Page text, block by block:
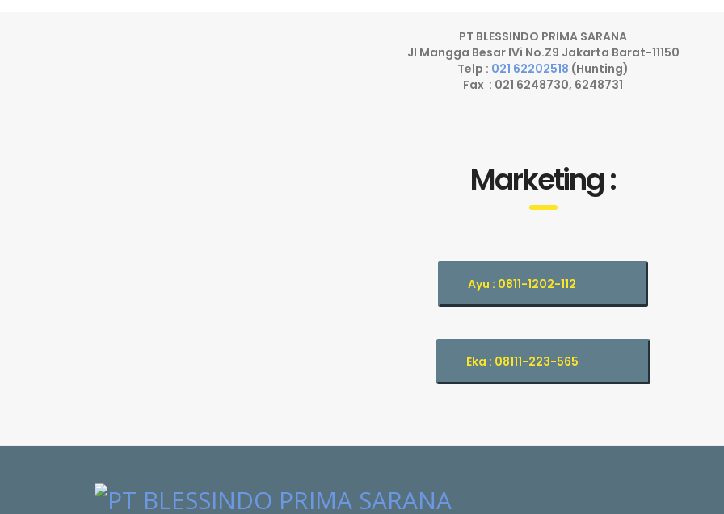
PT BLESSINDO PRIMA SARANA
Jl Mangga Besar IVi No.Z9 Jakarta Barat-11150
Telp : 021 62202518 (Hunting)
Fax : 021 6248730, 6248731
Marketing :
Ayu : 0811-1202-112
Eka : 08111-223-565